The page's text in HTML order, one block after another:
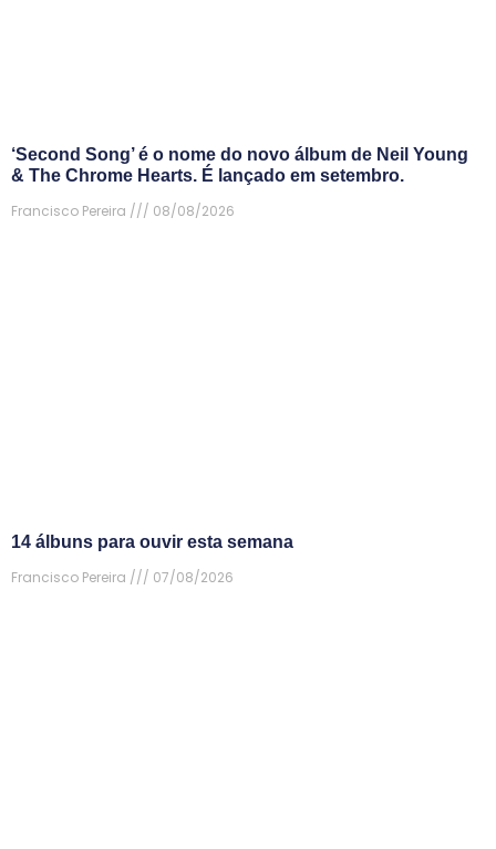
‘Second Song’ é o nome do novo álbum de Neil Young
& The Chrome Hearts. É lançado em setembro.
Francisco Pereira
08/08/2026
14 álbuns para ouvir esta semana
Francisco Pereira
07/08/2026